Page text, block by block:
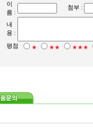
이
름 :
첨부 :
내
용 :
평점
★ ★★ ★★★